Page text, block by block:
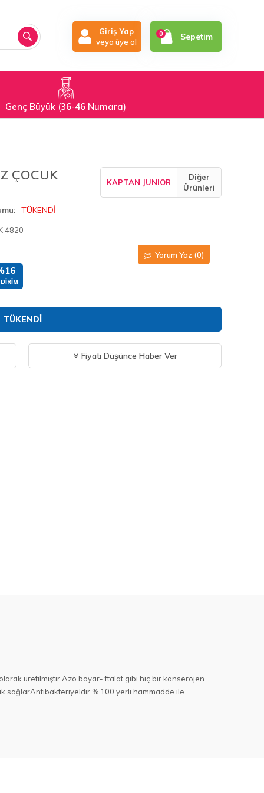
Giriş Yap
veya üye ol
0 Sepetim
Genç Büyük (36-46 Numara)
ÇOCUK
KAPTAN JUNIOR
Diğer
Ürünleri
TÜKENDİ
4820
Yorum Yaz (0)
TÜKENDI
Fiyatı Düşünce Haber Ver
olarak üretilmiştir.Azo boyar- ftalat gibi hiç bir kanserojen
sağlarAntibakteriyeldir.% 100 yerli hammadde ile